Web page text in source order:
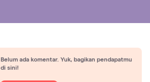
Belum ada komentar. Yuk, bagikan pendapatmu
di sini!